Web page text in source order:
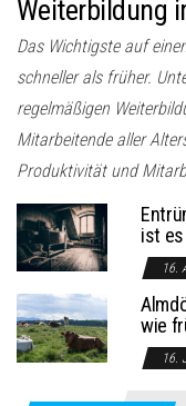
Weiterbildung
Das Wichtigste auf
schneller als früher.
regelmäßigen
Mitarbeitende aller
Produktivität und
ist
16.
wie
16.